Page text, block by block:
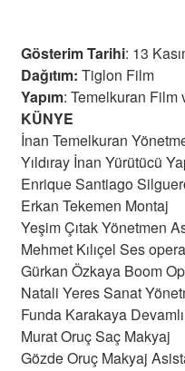
Gösterim Tarihi: 13
Dağıtım: Tiglon Film
Yapım: Temelkuran Film
KÜNYE
İnan Temelkuran
Yıldıray İnan Yürütücü
Enrique Santiago
Erkan Tekemen Montaj
Yeşim Çıtak Yönetmen
Mehmet Kılıçel Ses
Gürkan Özkaya Boom
Natali Yeres Sanat
Funda Karakaya
Murat Oruç Saç Makyaj
Gözde Oruç Makyaj